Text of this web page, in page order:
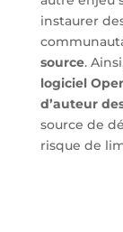
instaurer
source.
logiciel
d’auteur
source de
risque de